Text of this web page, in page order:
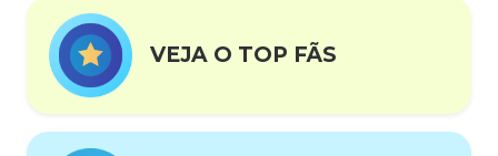
VEJA O TOP FÃS